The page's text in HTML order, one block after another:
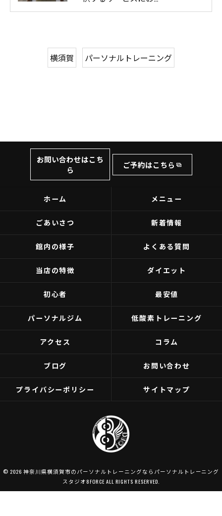
横須賀 パーソナルトレーニング
お問い合わせはこち
ら
ご予約はこちら
ホーム メニュー
ごあいさつ 新着情報
館内の様子 よくある質問
当店の特徴 ダイエット
初心者 最安値
パーソナルジム 低酸素トレーニング
アクセス コラム
ブログ お問い合わせ
プライバシーポリシー サイトマップ
© 2026 神奈川県横須賀市のパーソナルトレーニングならパーソナルトレーニング
スタジオ8FORCE ALL RIGHTS RESERVED.